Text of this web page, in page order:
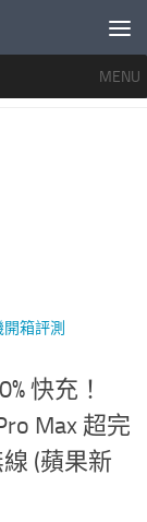
MENU
箱評測
快充！
Max 超完
(蘋果新